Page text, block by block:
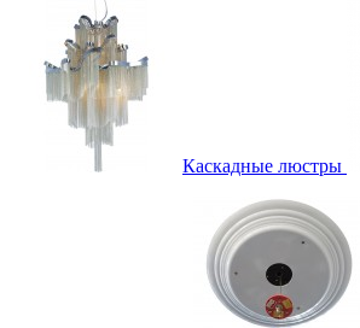
Каскадные люстры